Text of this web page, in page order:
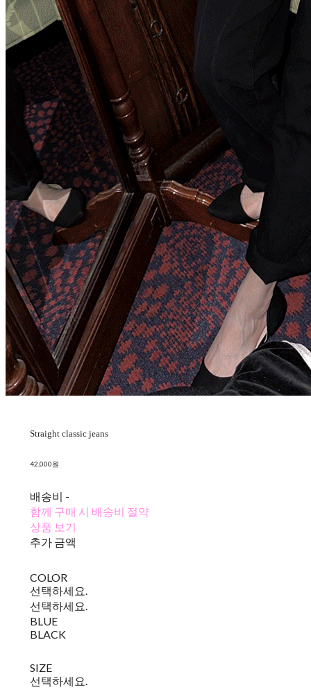
Straight classic jeans
42,000원
배송비 -
함께 구매 시 배송비 절약
상품 보기
추가 금액
COLOR
선택하세요.
선택하세요.
BLUE
BLACK
SIZE
선택하세요.